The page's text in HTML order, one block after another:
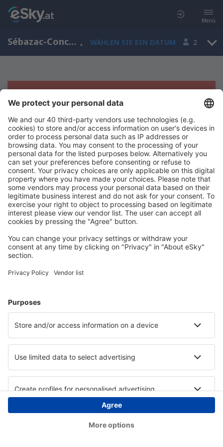
Menü
Sébazac-Concourès, Midi-Pyrenees, Frankreich , WÄHLEN SIE EIN DATUM 2
Es tut uns leid, wir können keine
Ergebnisse aufzeigen
Bitte starten Sie Ihre Suche erneut mit anderen Suchkriterien.
Copyright © eSky.at. Alle Rechte vorbehalten.